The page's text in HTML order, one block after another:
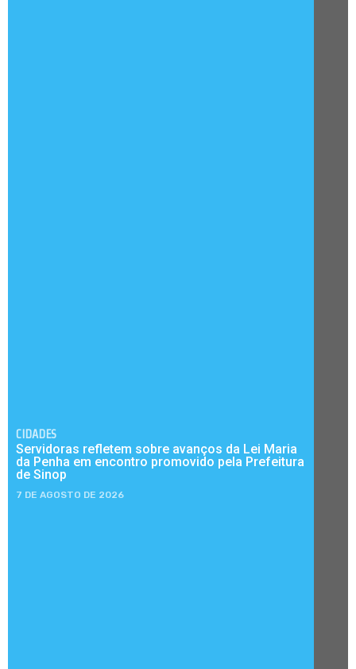
CIDADES
Servidoras refletem sobre avanços da Lei Maria
da Penha em encontro promovido pela Prefeitura
de Sinop
7 DE AGOSTO DE 2026